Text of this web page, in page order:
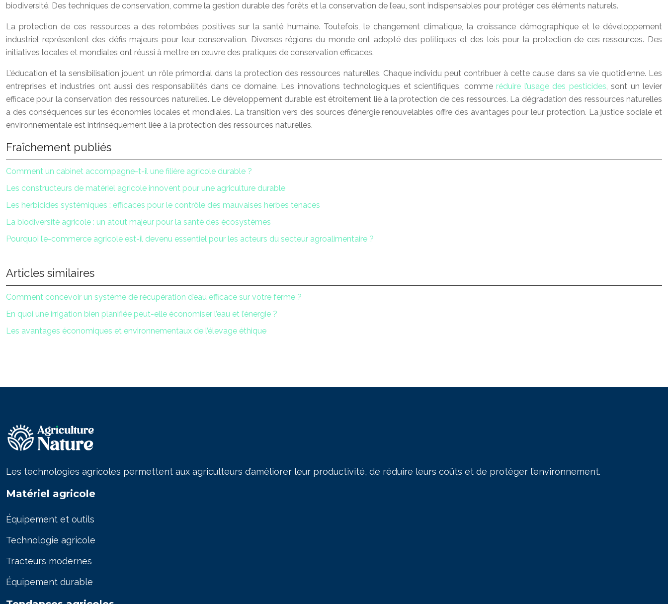
biodiversité. Des techniques de conservation, comme la gestion durable des forêts et la conservation de l’eau, sont indispensables pour protéger ces éléments naturels.
La protection de ces ressources a des retombées positives sur la santé humaine. Toutefois, le changement climatique, la croissance démographique et le développement
industriel représentent des défis majeurs pour leur conservation. Diverses régions du monde ont adopté des politiques et des lois pour la protection de ces ressources. Des
initiatives locales et mondiales ont réussi à mettre en œuvre des pratiques de conservation efficaces.
L’éducation et la sensibilisation jouent un rôle primordial dans la protection des ressources naturelles. Chaque individu peut contribuer à cette cause dans sa vie quotidienne. Les
entreprises et industries ont aussi des responsabilités dans ce domaine. Les innovations technologiques et scientifiques, comme réduire l’usage des pesticides, sont un levier
efficace pour la conservation des ressources naturelles. Le développement durable est étroitement lié à la protection de ces ressources. La dégradation des ressources naturelles
a des conséquences sur les économies locales et mondiales. La transition vers des sources d’énergie renouvelables offre des avantages pour leur protection. La justice sociale et
environnementale est intrinsèquement liée à la protection des ressources naturelles.
Fraîchement publiés
Comment un cabinet accompagne-t-il une filière agricole durable ?
Les constructeurs de matériel agricole innovent pour une agriculture durable
Les herbicides systémiques : efficaces pour le contrôle des mauvaises herbes tenaces
La biodiversité agricole : un atout majeur pour la santé des écosystèmes
Pourquoi l’e-commerce agricole est-il devenu essentiel pour les acteurs du secteur agroalimentaire ?
Articles similaires
Comment concevoir un système de récupération d’eau efficace sur votre ferme ?
En quoi une irrigation bien planifiée peut-elle économiser l’eau et l’énergie ?
Les avantages économiques et environnementaux de l’élevage éthique
Les technologies agricoles permettent aux agriculteurs d’améliorer leur productivité, de réduire leurs coûts et de protéger l’environnement.
Matériel agricole
Équipement et outils
Technologie agricole
Tracteurs modernes
Équipement durable